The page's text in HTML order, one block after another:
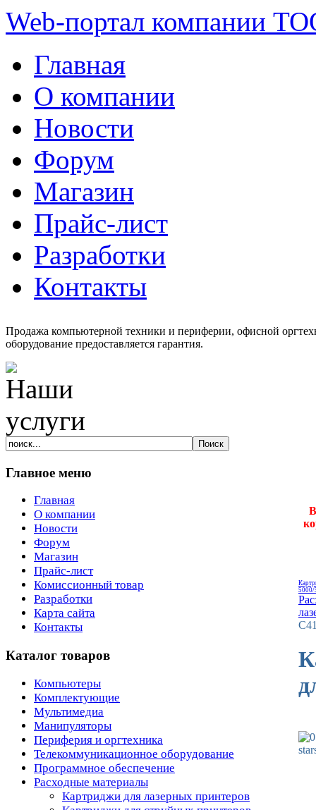
Web-портал компании
Главная
О компании
Новости
Форум
Магазин
Прайс-лист
Разработки
Контакты
Продажа компьютерной техники и периферии, офисной
оборудование предоставляется гарантия.
Главное меню
Главная
О компании
Новости
Форум
Магазин
Прайс-лист
Комиссионный товар
Разработки
Карта сайта
Контакты
Каталог товаров
Компьютеры
Комплектующие
Мультимедиа
Манипуляторы
Периферия и оргтехника
Телекоммуникационное оборудование
Программное обеспечение
Расходные материалы
Картриджи для лазерных принтеров
5000/